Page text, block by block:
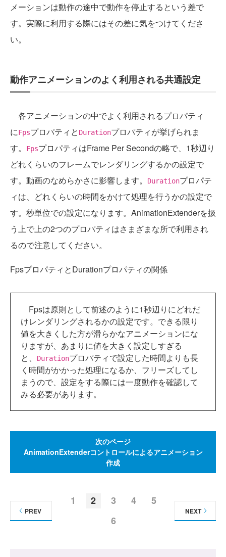
メーションは動作の途中で動作を停止するという差で
す。実際に利用する際にはその差に気をつけてくださ
い。
動作アニメーションのよく利用される共通設定
各アニメーションの中でよく利用されるプロパティ
にFpsプロパティと Durationプロパティが挙げられま
す。
FpsプロパティはFrame Per Secondの略で、1秒辺り
どれくらいのフレームでレンダリングするかの設定で
す。動画のなめらかさに影響します。
Durationプロパテ
ィは、どれくらいの時間をかけて処理を行うかの設定で
す。秒単位での設定になります。AnimationExtenderを扱
う上で上の2つのプロパティはさまざまな所で利用され
るので注意してください。
FpsプロパティとDurationプロパティの関係
Fpsは原則として前述のように1秒辺りにどれだ
けレンダリングされるかの設定です。できる限り
値を大きくした方が滑らかなアニメーションにな
りますが、あまりに値を大きく設定しすぎる
と、
Durationプロパティで設定した時間よりも長
く時間がかかった処理になるか、フリーズしてし
まうので、設定をする際には一度動作を確認して
みる必要があります。
次のページ
AnimationExtenderコントロールによるアニメーション
作成
1 2 3 4
5
6
PREV NEXT